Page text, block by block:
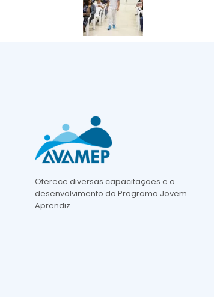
Oferece diversas capacitações e o
desenvolvimento do Programa Jovem
Aprendiz